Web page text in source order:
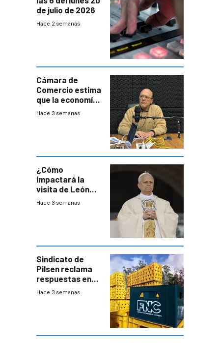
de julio de 2026
Hace 2 semanas
Cámara de
Comercio estima
que la economía
crecerá 1,6%
Hace 3 semanas
¿Cómo
impactará la
visita de León
XIV a Uruguay?
Hace 3 semanas
Sindicato de
Pilsen reclama
respuestas en
medio de
Hace 3 semanas